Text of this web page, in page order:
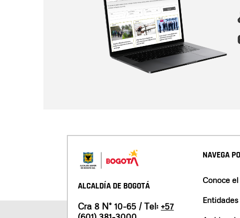
ALCALDÍA DE BOGOTÁ
Cra 8 N° 10-65 / Tel: +57
NAVEGA
Conoce